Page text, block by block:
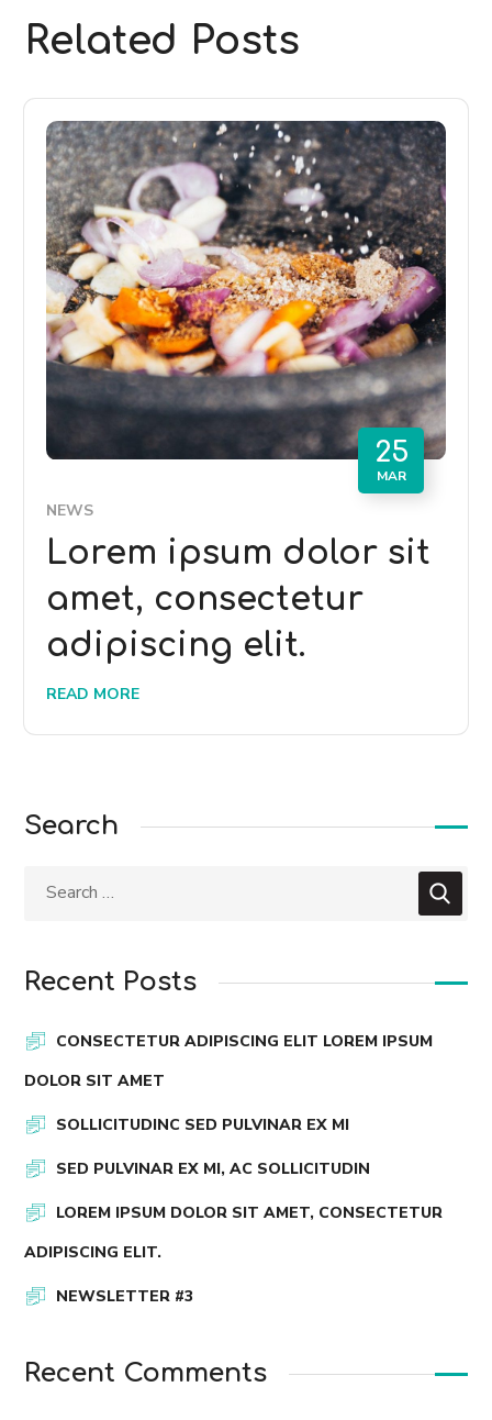
Related Posts
25
MAR
NEWS
Lorem ipsum dolor sit
amet, consectetur
adipiscing elit.
READ MORE
Search
Recent Posts
CONSECTETUR ADIPISCING ELIT LOREM IPSUM
DOLOR SIT AMET
SOLLICITUDINC SED PULVINAR EX MI
SED PULVINAR EX MI, AC SOLLICITUDIN
LOREM IPSUM DOLOR SIT AMET, CONSECTETUR
ADIPISCING ELIT.
NEWSLETTER #3
Recent Comments